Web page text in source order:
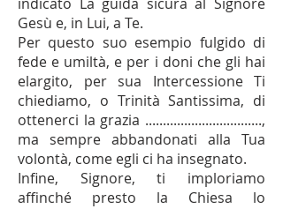
Gesù e, in Lui, a Te.
Per questo suo esempio fulgido di
fede e umiltà, e per i doni che gli hai
elargito, per sua Intercessione Ti
chiediamo, o Trinità Santissima, di
ottenerci la grazia .................................,
ma sempre abbandonati alla Tua
volontà, come egli ci ha insegnato.
Infine, Signore, ti imploriamo
affinché presto la Chiesa lo